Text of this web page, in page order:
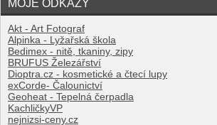
MOJE ODKAZY
Akt - Art Fotograf
Alpinka - Lyžařská škola
Bedimex - nitě, tkaniny, zipy
BRUFUS Železářství
Dioptra.cz - kosmetické a čtecí lupy
exCorde- Čalounictví
Geoheat - Tepelná čerpadla
KachličkyVP
nejnizsi-ceny.cz